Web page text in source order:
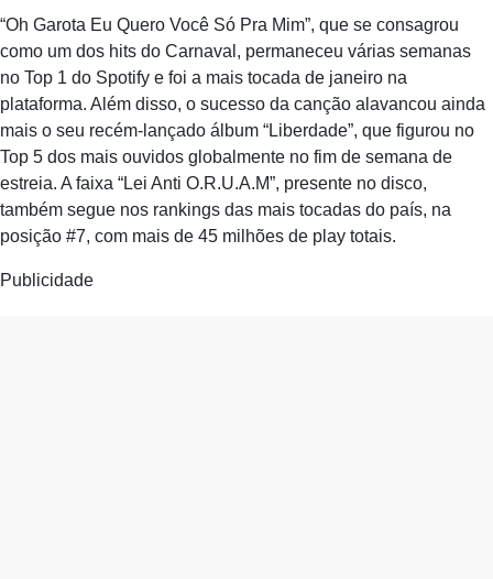
“Oh Garota Eu Quero Você Só Pra Mim”, que se consagrou
como um dos hits do Carnaval, permaneceu várias semanas
no Top 1 do Spotify e foi a mais tocada de janeiro na
plataforma. Além disso, o sucesso da canção alavancou ainda
mais o seu recém-lançado álbum “Liberdade”, que figurou no
Top 5 dos mais ouvidos globalmente no fim de semana de
estreia. A faixa “Lei Anti O.R.U.A.M”, presente no disco,
também segue nos rankings das mais tocadas do país, na
posição #7, com mais de 45 milhões de play totais.
Publicidade